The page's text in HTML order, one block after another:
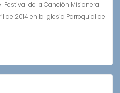
Festival de la Canción Misionera
de 2014 en la Iglesia Parroquial de